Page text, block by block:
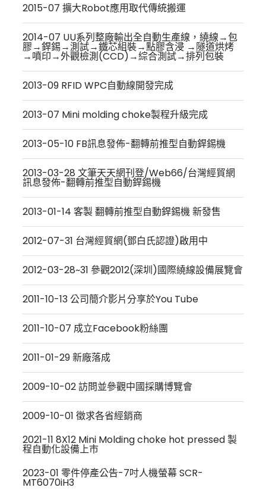
2015-07 擴大Robot應用取代傳統搬運
2014-07 UU系列整廠輸出全自動生產線，繞線→包
膠→銲錫→測試→鐵芯組裝→點膠含浸 →隧道烘烤
→噴印→外觀檢測(CCD)→綜合測試→排列包裝
2013-09 RFID WPC自動線開發完成
2013-07 Mini molding choke製程升級完成
2013-05-10 FB訊息發佈-翻轉前推型自動銲錫機
2013-03-28 文筆天天網刊登/Web66/台灣經貿網
訊息發佈-翻轉前推型自動銲錫機
2013-01-14 客製 翻轉前推型自動銲錫機 新發售
2012-07-31 台灣經貿網(鄧白氏認證)啟用中
2012-03-28~31 參觀2012(深圳)國際繞線設備展覽會
2011-10-13 公司簡介影片分享於You Tube
2011-10-07 成立Facebook粉絲團
2011-01-29 新廠落成
2009-10-02 訪問並參觀中國採購博覽會
2009-10-01 徵求各省經銷商
2021-11 8X12 Mini Molding choke hot pressed 製
程自動化設備上市
2023-01 零件停產公告-7吋人機螢幕 SCR-
MT6070iH3